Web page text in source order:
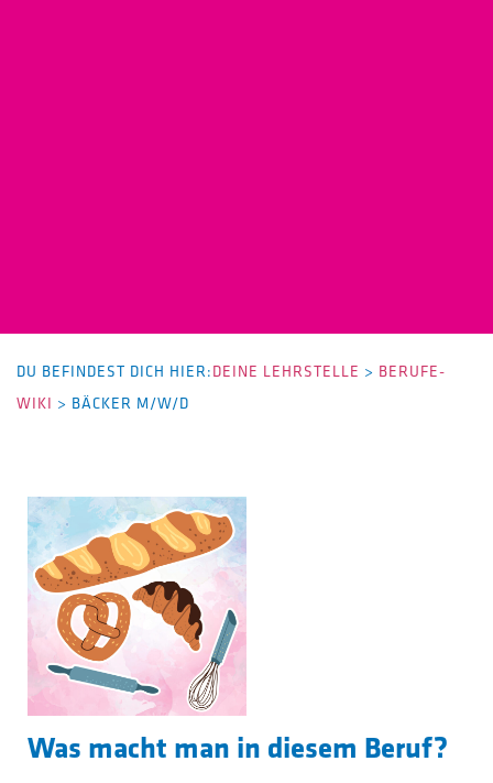
DU BEFINDEST DICH HIER:DEINE LEHRSTELLE > BERUFE-
WIKI > BÄCKER M/W/D
Was macht man in diesem Beruf?